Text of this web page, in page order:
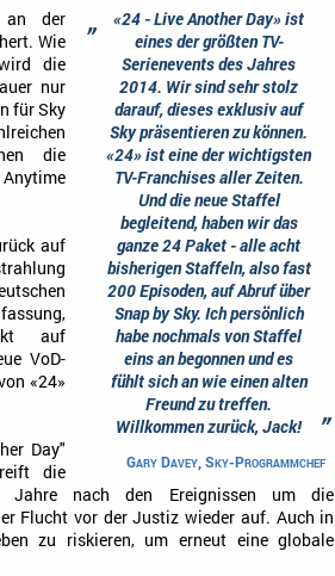
„
«24 - Live Another Day» ist
eines der größten TV-
Serienevents des Jahres
2014. Wir sind sehr stolz
darauf, dieses exklusiv auf
Sky präsentieren zu können.
«24» ist eine der wichtigsten
TV-Franchises aller Zeiten.
Und die neue Staffel
begleitend, haben wir das
ganze 24 Paket - alle acht
bisherigen Staffeln, also fast
200 Episoden, auf Abruf über
Snap by Sky. Ich persönlich
habe nochmals von Staffel
eins an begonnen und es
fühlt sich an wie einen alten
Freund zu treffen.
Willkommen zurück, Jack!
”
Gary Davey, Sky-Programmchef
an der
Wie
die
nur
für Sky
die
Anytime
auf
auf
VoD-
«24»
Day"
die
Jahre nach den Ereignissen um die
Flucht vor der Justiz wieder auf. Auch in
zu riskieren, um erneut eine globale